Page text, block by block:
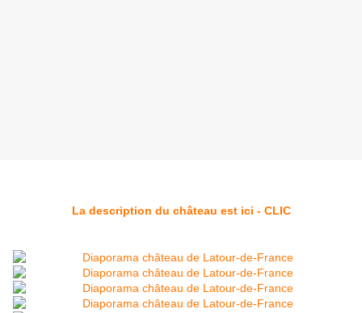
La description du château est ici - CLIC